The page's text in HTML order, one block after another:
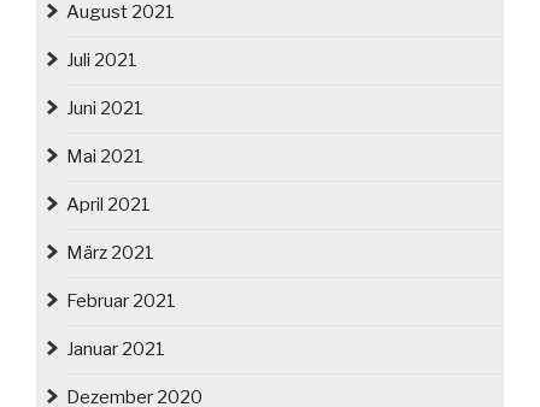
August 2021
Juli 2021
Juni 2021
Mai 2021
April 2021
März 2021
Februar 2021
Januar 2021
Dezember 2020